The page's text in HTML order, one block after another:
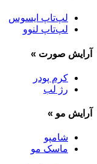
لپ‌تاپ ایسوس
لپ‌تاپ لنوو
آرایش صورت »
کرم پودر
رژ لب
آرایش مو »
شامپو
ماسک مو